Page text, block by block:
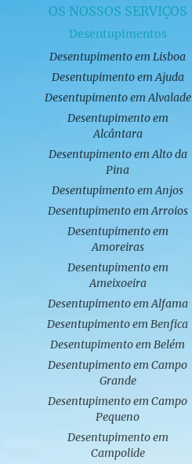
OS NOSSOS SERVIÇOS
Desentupimentos
Desentupimento em Lisboa
Desentupimento em Ajuda
Desentupimento em Alvalade
Desentupimento em
Alcântara
Desentupimento em Alto da
Pina
Desentupimento em Anjos
Desentupimento em Arroios
Desentupimento em
Amoreiras
Desentupimento em
Ameixoeira
Desentupimento em Alfama
Desentupimento em Benfica
Desentupimento em Belém
Desentupimento em Campo
Grande
Desentupimento em Campo
Pequeno
Desentupimento em
Campolide